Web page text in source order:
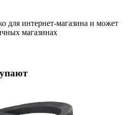
для интернет-магазина и может
магазинах